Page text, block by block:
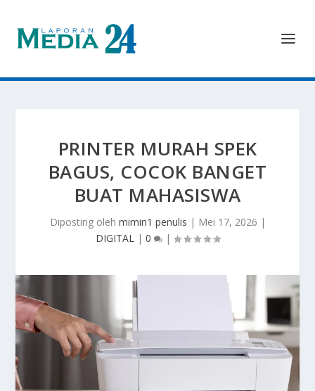
PRINTER MURAH SPEK
BAGUS, COCOK BANGET
BUAT MAHASISWA
Diposting oleh mimin1 penulis | Mei 17, 2026 |
DIGITAL| 0 |